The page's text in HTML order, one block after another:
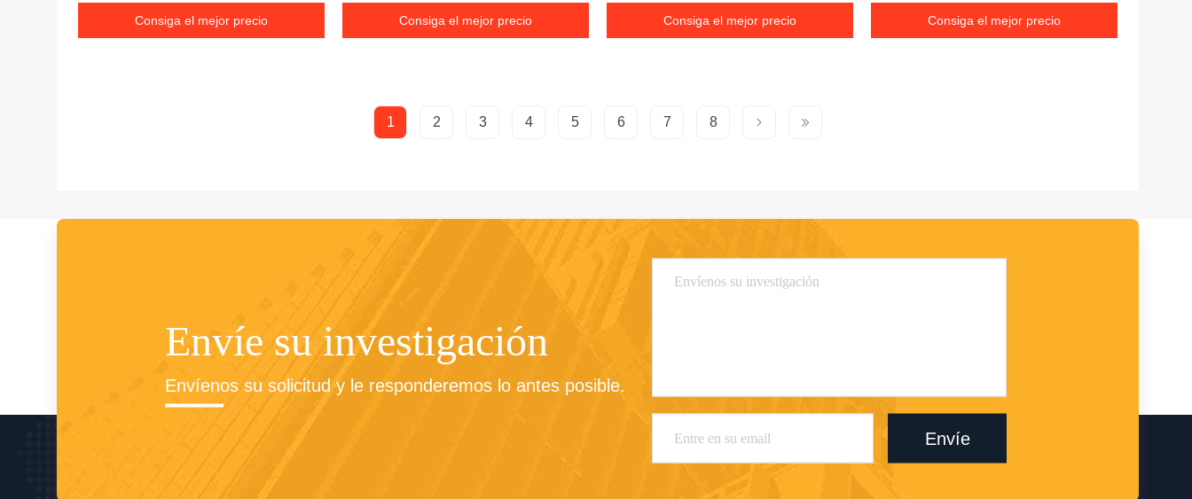
LED intermitenteConsiga el mejor precio
llavero con luz LED, regalo único
Consiga el mejor precio Consiga el mejor precio Consiga el mejor precio
1 2 3 4 5 6 7 8
Envíe su investigación
Envíenos su solicitud y le responderemos lo antes posible.
Envíe